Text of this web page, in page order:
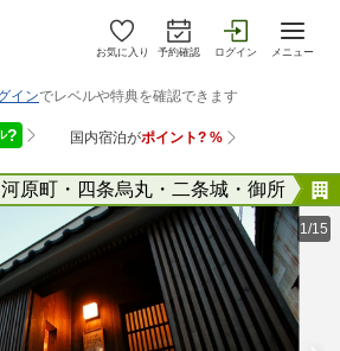
お気に入り 予約確認 ログイン メニュー
河原町・四条烏丸・二条城・御所
1/15